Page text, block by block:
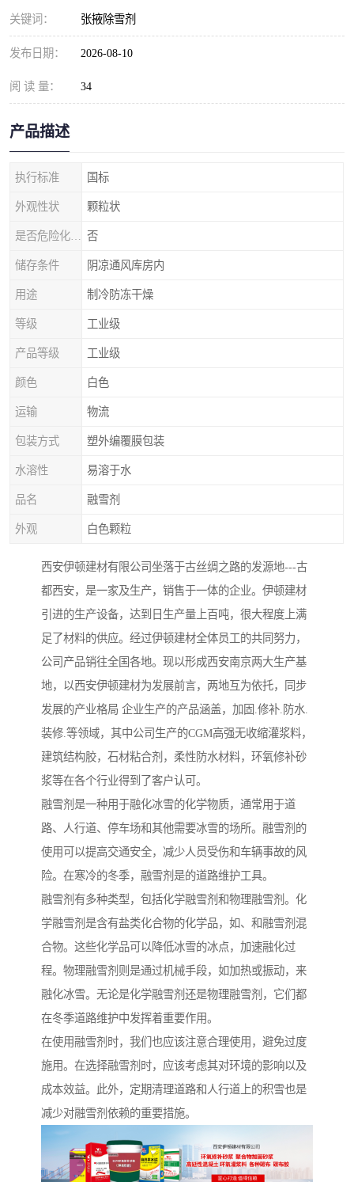
关键词： 张掖除雪剂
发布日期： 2026-08-10
阅 读 量： 34
产品描述
执行标准 国标
外观性状 颗粒状
否
储存条件 阴凉通风库房内
用途 制冷防冻干燥
等级 工业级
产品等级 工业级
颜色 白色
运输 物流
包装方式 塑外编覆膜包装
水溶性 易溶于水
品名 融雪剂
外观 白色颗粒
西安伊顿建材有限公司坐落于古丝绸之路的发源地---古
都西安，是一家及生产，销售于一体的企业。伊顿建材
引进的生产设备，达到日生产量上百吨，很大程度上满
足了材料的供应。经过伊顿建材全体员工的共同努力，
公司产品销往全国各地。现以形成西安南京两大生产基
地，以西安伊顿建材为发展前言，两地互为依托，同步
发展的产业格局 企业生产的产品涵盖，加固.修补.防水.
装修.等领域，其中公司生产的CGM高强无收缩灌浆料，
建筑结构胶，石材粘合剂，柔性防水材料，环氧修补砂
浆等在各个行业得到了客户认可。
融雪剂是一种用于融化冰雪的化学物质，通常用于道
路、人行道、停车场和其他需要冰雪的场所。融雪剂的
使用可以提高交通安全，减少人员受伤和车辆事故的风
险。在寒冷的冬季，融雪剂是的道路维护工具。
融雪剂有多种类型，包括化学融雪剂和物理融雪剂。化
学融雪剂是含有盐类化合物的化学品，如、和融雪剂混
合物。这些化学品可以降低冰雪的冰点，加速融化过
程。物理融雪剂则是通过机械手段，如加热或振动，来
融化冰雪。无论是化学融雪剂还是物理融雪剂，它们都
在冬季道路维护中发挥着重要作用。
在使用融雪剂时，我们也应该注意合理使用，避免过度
施用。在选择融雪剂时，应该考虑其对环境的影响以及
成本效益。此外，定期清理道路和人行道上的积雪也是
减少对融雪剂依赖的重要措施。